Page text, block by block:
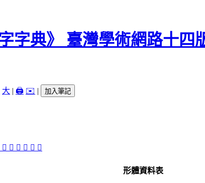
大 | 🖨️ ✉️ | 加入筆記
󳁍 󳁜 󳁗 󳁚 󳁙 󳁘
形體資料表